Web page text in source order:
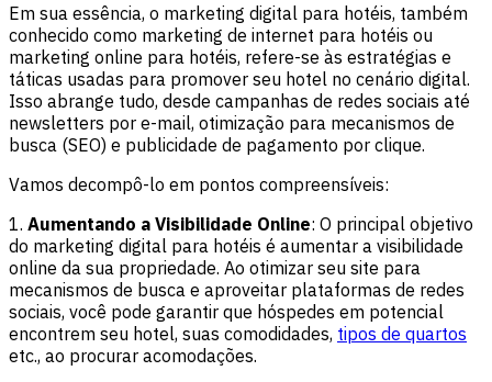
Em sua essência, o marketing digital para hotéis, também
conhecido como marketing de internet para hotéis ou
marketing online para hotéis, refere-se às estratégias e
táticas usadas para promover seu hotel no cenário digital.
Isso abrange tudo, desde campanhas de redes sociais até
newsletters por e-mail, otimização para mecanismos de
busca (SEO) e publicidade de pagamento por clique.
Vamos decompô-lo em pontos compreensíveis:
1. Aumentando a Visibilidade Online: O principal objetivo
do marketing digital para hotéis é aumentar a visibilidade
online da sua propriedade. Ao otimizar seu site para
mecanismos de busca e aproveitar plataformas de redes
sociais, você pode garantir que hóspedes em potencial
encontrem seu hotel, suas comodidades, tipos de quartos
etc., ao procurar acomodações.